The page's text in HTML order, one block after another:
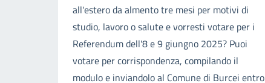
all'estero da almento tre mesi per motivi di
studio, lavoro o salute e vorresti votare per i
Referendum dell'8 e 9 giungno 2025? Puoi
votare per corrispondenza, compilando il
modulo e inviandolo al Comune di Burcei entro